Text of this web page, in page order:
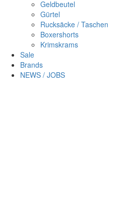
Geldbeutel
Gürtel
Rucksäcke / Taschen
Boxershorts
Krimskrams
Sale
Brands
NEWS / JOBS